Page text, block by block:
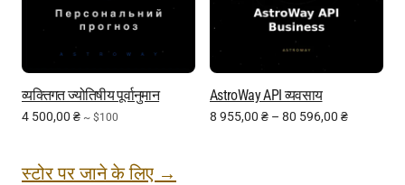
व्यक्तिगत ज्योतिषीय पूर्वानुमान
4 500,00 ₴ ~ $100
AstroWay API व्यवसाय
8 955,00 ₴ – 80 596,00 ₴
स्टोर पर जाने के लिए →